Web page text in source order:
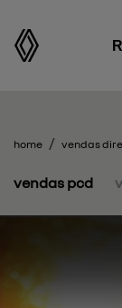
home vendas
vendas pcd